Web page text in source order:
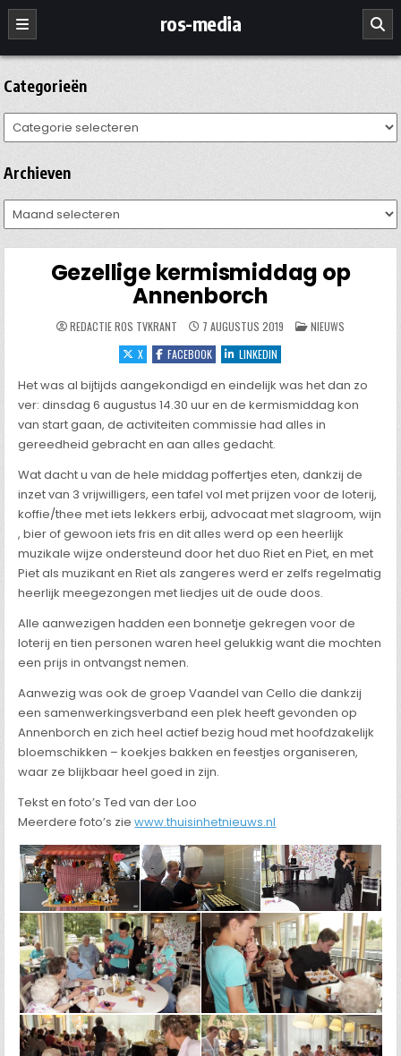
Ga
naar
de
inhoud
ros-media
Categorieën
Categorieën
Archieven
Archieven
Gezellige kermismiddag op
Annenborch
REDACTIE ROS TVKRANT 7 AUGUSTUS 2019 GEPLAATST
IN
NIEUWS
X
FACEBOOK LINKEDIN
Het was al bijtijds aangekondigd en eindelijk was het dan zo
ver: dinsdag 6 augustus 14.30 uur en de kermismiddag kon
van start gaan, de activiteiten commissie had alles in
gereedheid gebracht en aan alles gedacht.
Wat dacht u van de hele middag poffertjes eten, dankzij de
inzet van 3 vrijwilligers, een tafel vol met prijzen voor de loterij,
koffie/thee met iets lekkers erbij, advocaat met slagroom, wijn
, bier of gewoon iets fris en dit alles werd op een heerlijk
muzikale wijze ondersteund door het duo Riet en Piet, en met
Piet als muzikant en Riet als zangeres werd er zelfs regelmatig
heerlijk meegezongen met liedjes uit de oude doos.
Alle aanwezigen hadden een bonnetje gekregen voor de
loterij en tien personen waren heel gelukkig want die mochten
een prijs in ontvangst nemen.
Aanwezig was ook de groep Vaandel van Cello die dankzij
een samenwerkingsverband een plek heeft gevonden op
Annenborch en zich heel actief bezig houd met hoofdzakelijk
bloemschikken – koekjes bakken en feestjes organiseren,
waar ze blijkbaar heel goed in zijn.
Tekst en foto’s Ted van der Loo
Meerdere foto’s ziewww.thuisinhetnieuws.nl